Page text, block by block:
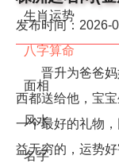
生肖运势
八字算命
面相
风水
名字
发布时间：2026-
晋升为爸爸妈
西都送给他，宝
一个最好的礼物
益无穷的，运势